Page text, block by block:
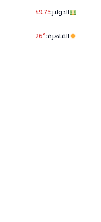
الدولار:49.75
القاهرة:26°